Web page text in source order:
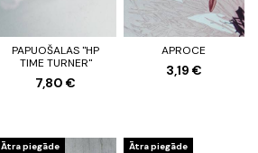
PAPUOŠALAS "HP
TIME TURNER"
7,80 €
APROCE
3,19 €
Ātra piegāde
Ātra piegāde